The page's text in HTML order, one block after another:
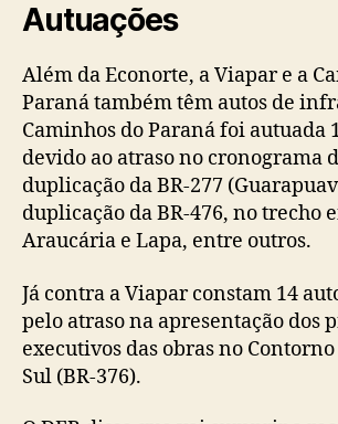
Autuações
Além da Econorte, a Viapar e a
Paraná também têm autos de
Caminhos do Paraná foi autuada
devido ao atraso no cronograma
duplicação da BR-277
duplicação da BR-476, no trecho
Araucária e Lapa, entre outros.
Já contra a Viapar constam 14
pelo atraso na apresentação dos
executivos das obras no
Sul (BR-376).